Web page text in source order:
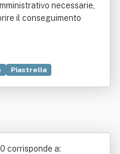
necessarie,
il conseguimento
Piastrella
corrisponde a: